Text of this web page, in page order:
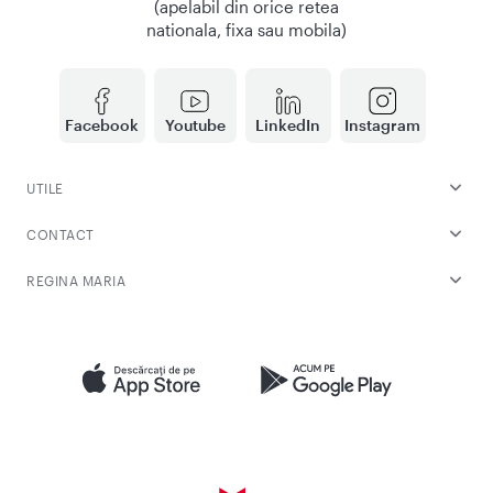
Facebook Youtube LinkedIn Instagram
(apelabil din orice retea
nationala, fixa sau mobila)
UTILE
CONTACT
REGINA MARIA